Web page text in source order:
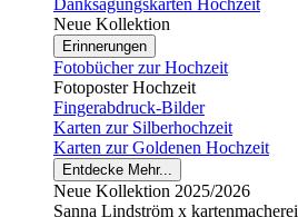
Danksagungskarten Hochzeit
Neue Kollektion
Erinnerungen
Fotobücher zur Hochzeit
Fotoposter Hochzeit
Fingerabdruck-Bilder
Karten zur Silberhochzeit
Karten zur Goldenen Hochzeit
Entdecke Mehr...
Neue Kollektion 2025/2026
Sanna Lindström x kartenmacherei